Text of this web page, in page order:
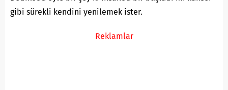
gibi sürekli kendini yenilemek ister.
Reklamlar